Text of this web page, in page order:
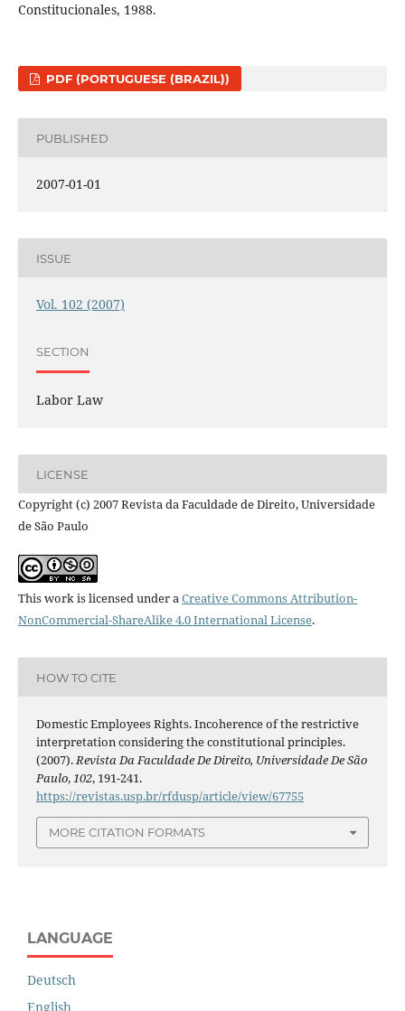
Constitucionales, 1988.
PDF (PORTUGUESE (BRAZIL))
PUBLISHED
2007-01-01
ISSUE
Vol. 102 (2007)
SECTION
Labor Law
LICENSE
Copyright (c) 2007 Revista da Faculdade de Direito, Universidade
de São Paulo
This work is licensed under aCreative Commons Attribution-
NonCommercial-ShareAlike 4.0 International License.
HOW TO CITE
Domestic Employees Rights. Incoherence of the restrictive
interpretation considering the constitutional principles.
(2007).Revista Da Faculdade De Direito, Universidade De São
Paulo,102, 191-241.
https://revistas.usp.br/rfdusp/article/view/67755
MORE CITATION FORMATS
LANGUAGE
Deutsch
English